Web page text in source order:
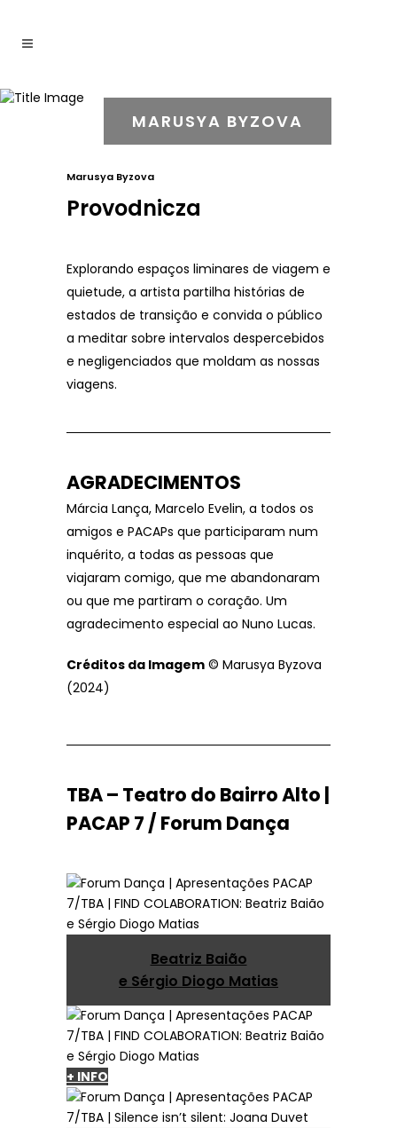
MARUSYA BYZOVA
Marusya Byzova
Provodnicza
Explorando espaços liminares de viagem e
quietude, a artista partilha histórias de
estados de transição e convida o público
a meditar sobre intervalos despercebidos
e negligenciados que moldam as nossas
viagens.
AGRADECIMENTOS
Márcia Lança, Marcelo Evelin, a todos os
amigos e PACAPs que participaram num
inquérito, a todas as pessoas que
viajaram comigo, que me abandonaram
ou que me partiram o coração. Um
agradecimento especial ao Nuno Lucas.
Créditos da Imagem © Marusya Byzova
(2024)
TBA – Teatro do Bairro Alto |
PACAP 7 / Forum Dança
Beatriz Baião
e Sérgio Diogo Matias
+ INFO